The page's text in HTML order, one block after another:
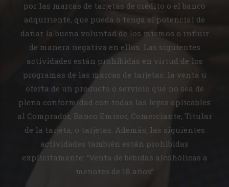
por las marcas de tarjetas de crédito o el banco
adquiriente, que pueda o tenga el potencial de
dañar la buena voluntad de los mismos o influir
de manera negativa en ellos. Las siguientes
actividades están prohibidas en virtud de los
programas de las marcas de tarjetas: la venta u
oferta de un producto o servicio que no sea de
plena conformidad con todas las leyes aplicables
al Comprador, Banco Emisor, Comerciante, Titular
de la tarjeta, o tarjetas. Además, las siguientes
actividades también están prohibidas
explícitamente: “Venta de bebidas alcohólicas a
menores de 18 años”